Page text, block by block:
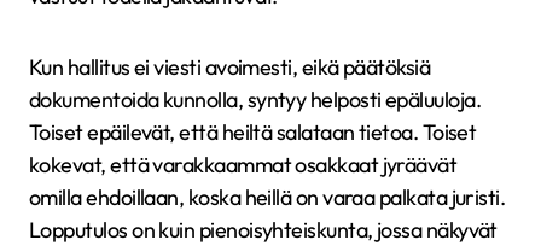
Kun hallitus ei viesti avoimesti, eikä päätöksiä
dokumentoida kunnolla, syntyy helposti epäluuloja.
Toiset epäilevät, että heiltä salataan tietoa. Toiset
kokevat, että varakkaammat osakkaat jyräävät
omilla ehdoillaan, koska heillä on varaa palkata juristi.
Lopputulos on kuin pienoisyhteiskunta, jossa näkyvät